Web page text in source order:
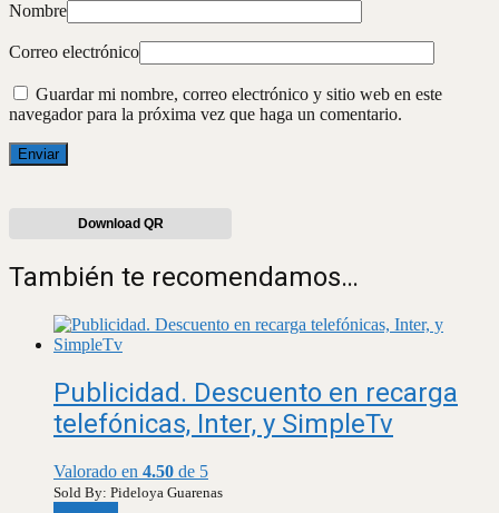
Nombre
Correo electrónico
Guardar mi nombre, correo electrónico y sitio web en este
navegador para la próxima vez que haga un comentario.
Download QR
También te recomendamos…
Publicidad. Descuento en recarga
telefónicas, Inter, y SimpleTv
Valorado en 4.50 de 5
Sold By: Pideloya Guarenas